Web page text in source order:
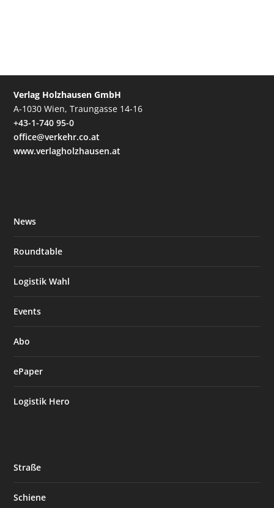
Verlag Holzhausen GmbH
A-1030 Wien, Traungasse 14-16
+43-1-740 95-0
office@verkehr.co.at
www.verlagholzhausen.at
News
Roundtable
Logistik Wahl
Events
Abo
ePaper
Logistik Hero
Straße
Schiene